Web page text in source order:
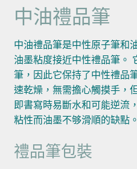
中油禮品筆
中油禮品筆是中性原子筆和
油墨粘度接近中性禮品筆。
筆，因此它保持了中性禮品
速乾燥，無需擔心觸摸手，
即書寫時易斷水和可能逆流
粘性而油墨不够滑順的缺點。
禮品筆包裝